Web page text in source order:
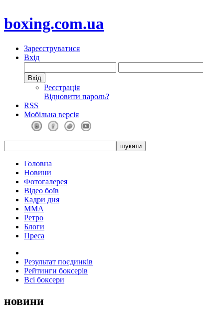
boxing.com.ua
Зареєструватися
Вхід
Реєстрація
Відновити пароль?
RSS
Мобільна версія
Головна
Новини
Фотогалерея
Відео боїв
Кадри дня
ММА
Ретро
Блоги
Преса
Результат поєдинків
Рейтинги боксерів
Всі боксери
новини